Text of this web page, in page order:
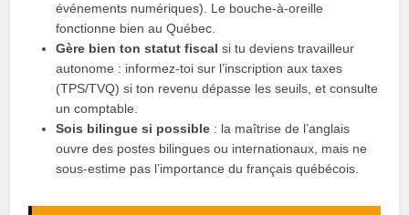
événements numériques). Le bouche-à-oreille
fonctionne bien au Québec.
Gère bien ton statut fiscal si tu deviens travailleur
autonome : informez-toi sur l’inscription aux taxes
(TPS/TVQ) si ton revenu dépasse les seuils, et consulte
un comptable.
Sois bilingue si possible : la maîtrise de l’anglais
ouvre des postes bilingues ou internationaux, mais ne
sous-estime pas l’importance du français québécois.